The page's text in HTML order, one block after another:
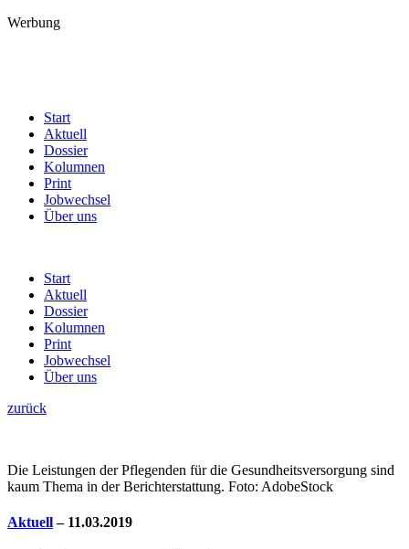
Werbung
Start
Aktuell
Dossier
Kolumnen
Print
Jobwechsel
Über uns
Start
Aktuell
Dossier
Kolumnen
Print
Jobwechsel
Über uns
zurück
Die Leistungen der Pflegenden für die Gesundheitsversorgung sind
kaum Thema in der Berichterstattung. Foto: AdobeStock
Aktuell– 11.03.2019